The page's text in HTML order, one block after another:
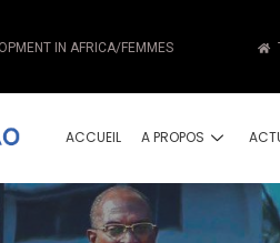
IN AFRICA/FEMMES
ACCUEIL A PROPOS